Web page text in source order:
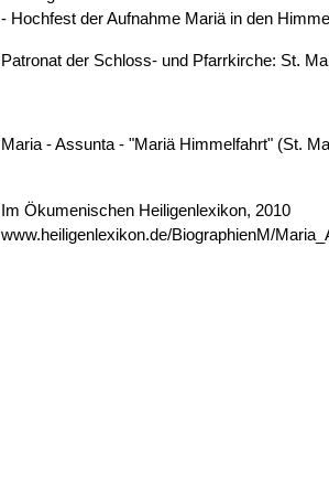
- Hochfest der Aufnahme Mariä in den
Patronat der Schloss- und Pfarrkirche: St.
Maria - Assunta - "Mariä Himmelfahrt" (St.
Im Ökumenischen Heiligenlexikon, 2010
www.heiligenlexikon.de/BiographienM/